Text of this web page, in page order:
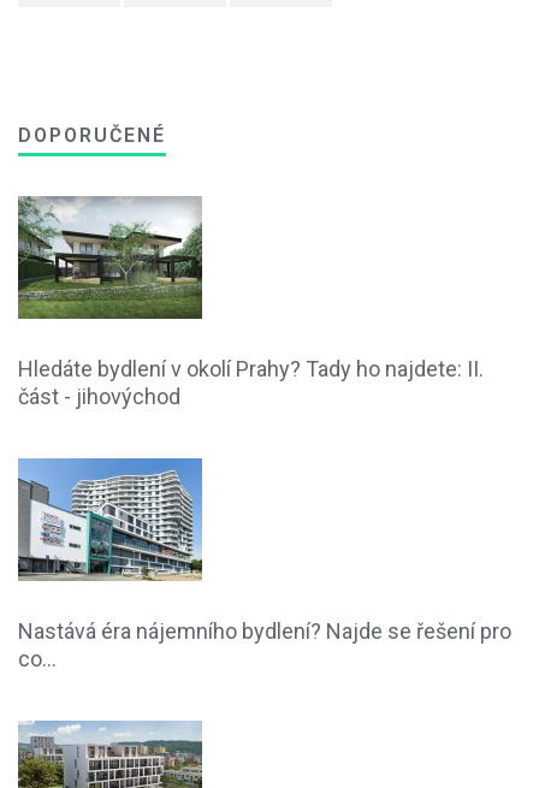
DOPORUČENÉ
Hledáte bydlení v okolí Prahy? Tady ho najdete: II.
část - jihovýchod
Nastává éra nájemního bydlení? Najde se řešení pro
co...